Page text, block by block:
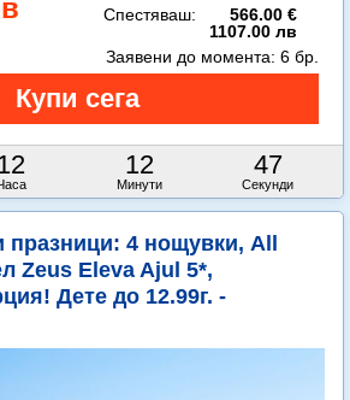
Спестяваш:
566.00 €
1107.00 лв
12
Минути
45
Секунди
Заявени до момента: 6 бр.
4 нощувки, All
Zeus Eleva Ajul 5*,
Дете до 12.99г. -